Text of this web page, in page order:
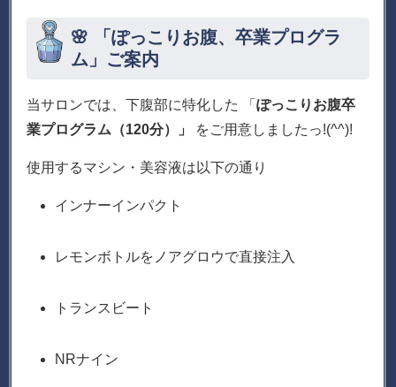
🌸 「ぽっこりお腹、卒業プログラ
ム」ご案内
当サロンでは、下腹部に特化した 「ぽっこりお腹卒
業プログラム（120分）」
をご用意しましたっ!(^^)!
使用するマシン・美容液は以下の通り
インナーインパクト
レモンボトルをノアグロウで直接注入
トランスビート
NRナイン